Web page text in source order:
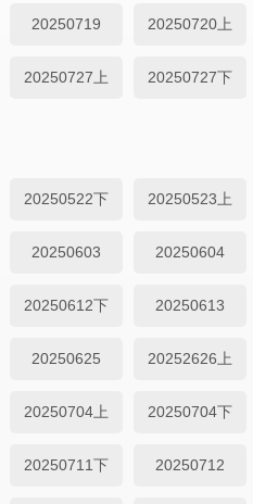
20250719 20250720上
20250727上 20250727下
20250522下 20250523上
20250603 20250604
20250612下 20250613
20250625 20252626上
20250704上 20250704下
20250711下 20250712